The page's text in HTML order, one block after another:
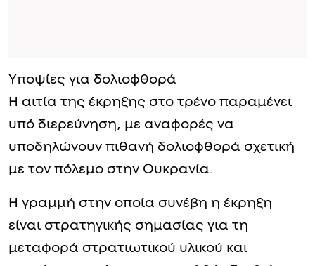
Υποψίες για δολιοφθορά
Η αιτία της έκρηξης στο τρένο παραμένει
υπό διερεύνηση, με αναφορές να
υποδηλώνουν πιθανή δολιοφθορά σχετική
με τον πόλεμο στην Ουκρανία.
Η γραμμή στην οποία συνέβη η έκρηξη
είναι στρατηγικής σημασίας για τη
μεταφορά στρατιωτικού υλικού και